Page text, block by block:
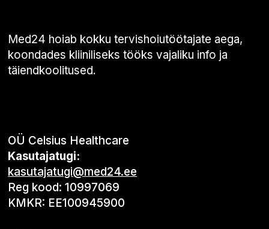
Med24 hoiab kokku tervishoiutöötajate aega,
koondades kliiniliseks tööks vajaliku info ja
täiendkoolitused.
OÜ Celsius Healthcare
Kasutajatugi:
kasutajatugi@med24.ee
Reg kood: 10997069
KMKR: EE100945900